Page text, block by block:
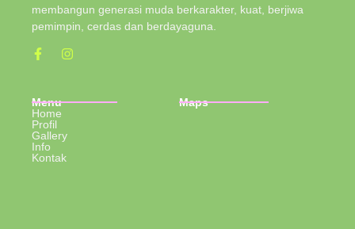
membangun generasi muda berkarakter, kuat, berjiwa
pemimpin, cerdas dan berdayaguna.
Menu
Home
Profil
Gallery
Info
Kontak
Maps